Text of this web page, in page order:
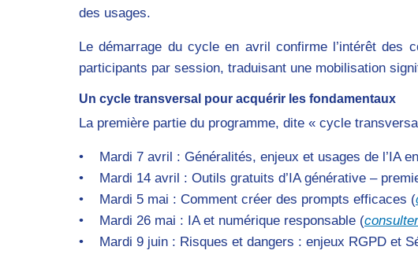
des usages.
Le démarrage du cycle en avril confirme l’intérêt des
participants par session, traduisant une mobilisation
Un cycle transversal pour acquérir les fondamentaux
La première partie du programme, dite « cycle
• Mardi 7 avril : Généralités, enjeux et usages de l’IA
• Mardi 14 avril : Outils gratuits d’IA générative –
• Mardi 5 mai : Comment créer des prompts efficaces (
• Mardi 26 mai : IA et numérique responsable (
• Mardi 9 juin : Risques et dangers : enjeux RGPD et